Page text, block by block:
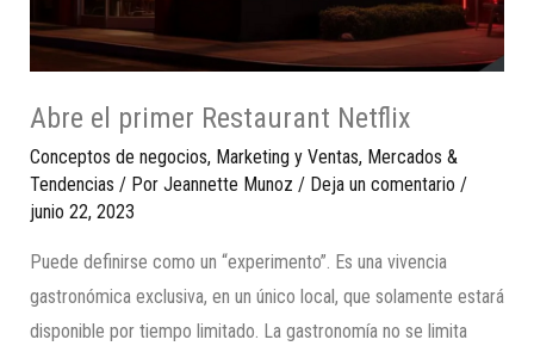
Abre el primer Restaurant Netflix
Conceptos de negocios, Marketing y Ventas, Mercados &
Tendencias / Por Jeannette Munoz / Deja un comentario /
junio 22, 2023
Puede definirse como un “experimento”. Es una vivencia
gastronómica exclusiva, en un único local, que solamente estará
disponible por tiempo limitado. La gastronomía no se limita